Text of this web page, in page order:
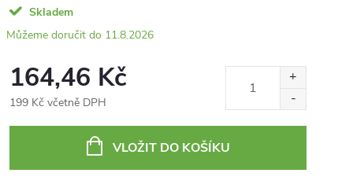
Skladem
11.8.2026
164,46 Kč
199 Kč včetně DPH
VLOŽIT DO KOŠÍKU